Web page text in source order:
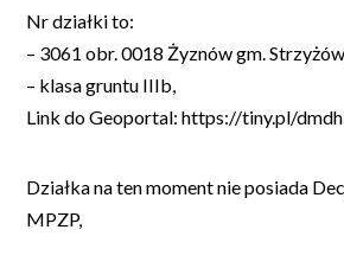
Nr działki to:
– 3061 obr. 0018 Żyznów gm.
– klasa gruntu IIIb,
Link do Geoportal: https://tiny.pl/
Działka na ten moment nie posiada
MPZP,